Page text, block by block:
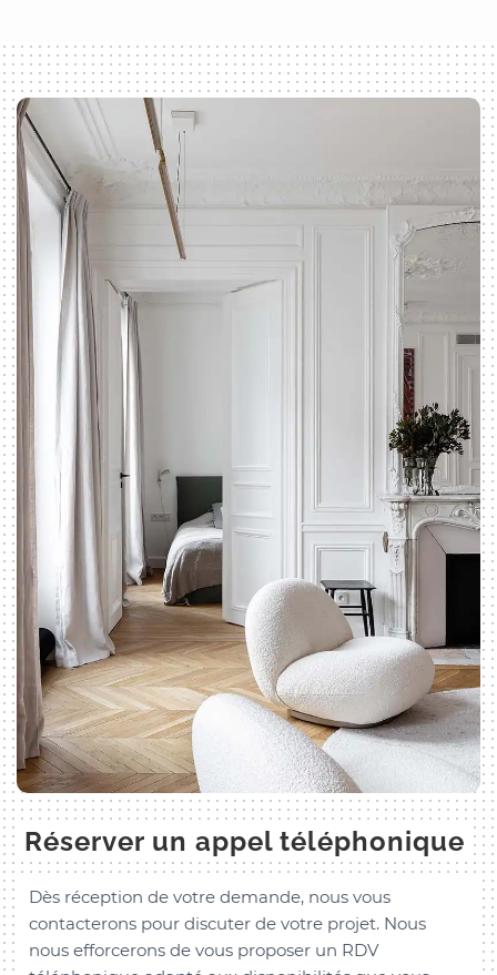
Réserver un appel téléphonique
Dès réception de votre demande, nous vous
contacterons pour discuter de votre projet. Nous
nous efforcerons de vous proposer un RDV